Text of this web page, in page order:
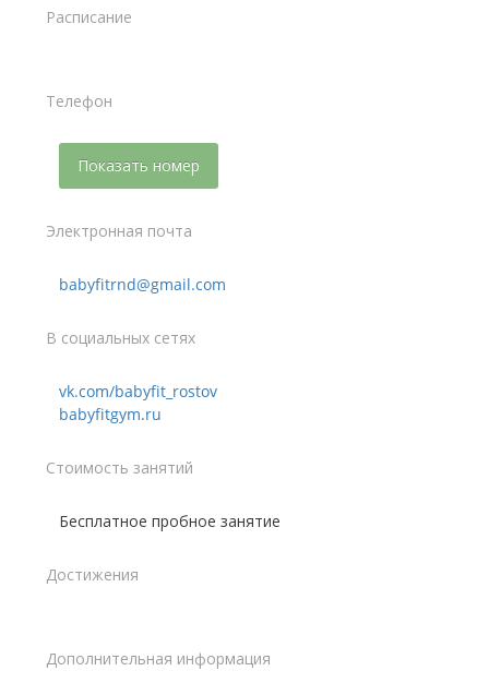
Расписание
Телефон
Показать номер
Электронная почта
babyfitrnd@gmail.com
В социальных сетях
vk.com/babyfit_rostov
babyfitgym.ru
Стоимость занятий
Бесплатное пробное занятие
Достижения
Дополнительная информация